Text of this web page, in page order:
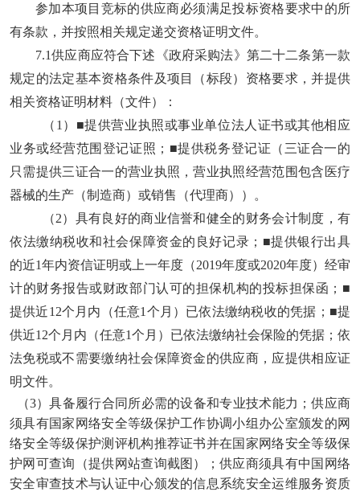
参加本项目竞标的供应商必须满足投标资格要求中的所
有条款，并按照相关规定递交资格证明文件。
7.1供应商应符合下述《政府采购法》第二十二条第一款
规定的法定基本资格条件及项目（标段）资格要求，并提供
相关资格证明材料（文件）：
（ 1）■提供营业执照或事业单位法人证书或其他相应
业务或经营范围登记证照；■提供税务登记证（三证合一的
只需提供三证合一的营业执照，营业执照经营范围包含医疗
器械的生产（制造商）或销售（代理商））。
（2）具有良好的商业信誉和健全的财务会计制度，有
依法缴纳税收和社会保障资金的良好记录；■提供银行出具
的近1年内资信证明或上一年度（2019年度或2020年度）经审
计的财务报告或财政部门认可的担保机构的投标担保函；■
提供近12个月内（任意1个月）已依法缴纳税收的凭据；■提
供近12个月内（任意1个月）已依法缴纳社会保险的凭据；依
法免税或不需要缴纳社会保障资金的供应商，应提供相应证
明文件。
（3）具备履行合同所必需的设备和专业技术能力；供应商
须具有国家网络安全等级保护工作协调小组办公室颁发的网
络安全等级保护测评机构推荐证书并在国家网络安全等级保
护网可查询（提供网站查询截图）；供应商须具有中国网络
安全审查技术与认证中心颁发的信息系统安全运维服务资质